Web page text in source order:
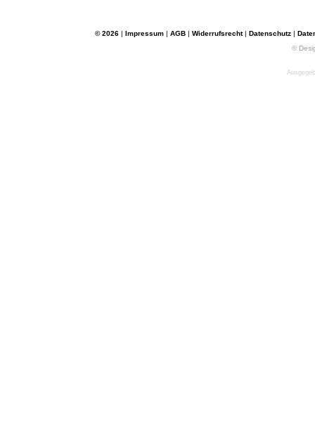
© 2026 | Impressum | AGB | Widerrufsrecht| Datenschutz |
©